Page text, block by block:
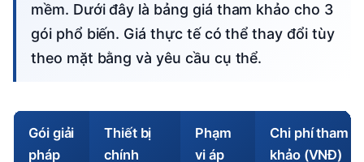
mềm. Dưới đây là bảng giá tham khảo cho 3
gói phổ biến. Giá thực tế có thể thay đổi tùy
theo mặt bằng và yêu cầu cụ thể.
Gói giải
pháp
Thiết bị
chính
Phạm
vi áp
Chi phí tham
khảo (VNĐ)